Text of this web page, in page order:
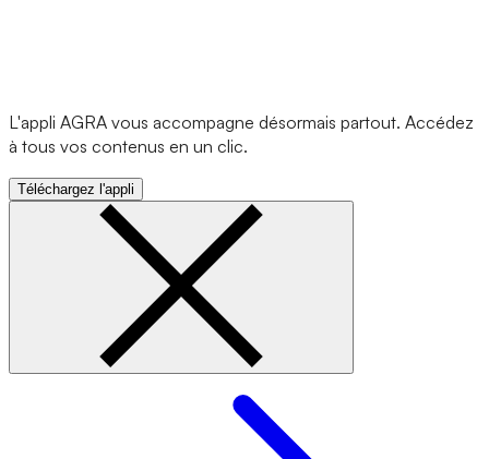
L'appli AGRA vous accompagne désormais partout. Accédez
à tous vos contenus en un clic.
Téléchargez l'appli